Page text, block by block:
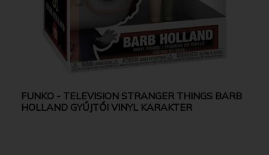
FUNKO - TELEVISION STRANGER THINGS BARB
HOLLAND GYŰJTŐI VINYL KARAKTER